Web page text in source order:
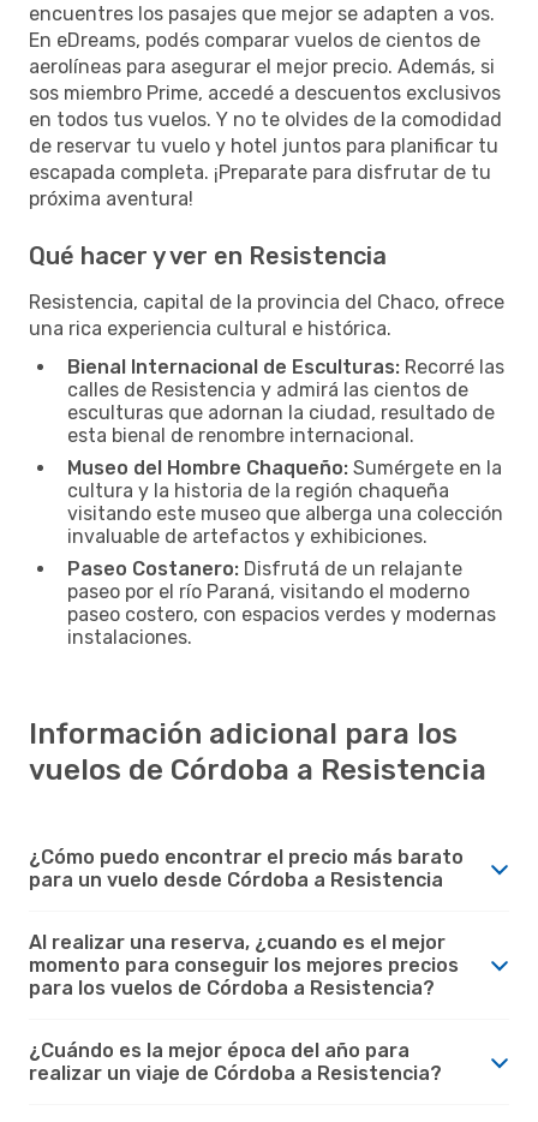
encuentres los pasajes que mejor se adapten a vos.
En eDreams, podés comparar vuelos de cientos de
aerolíneas para asegurar el mejor precio. Además, si
sos miembro Prime, accedé a descuentos exclusivos
en todos tus vuelos. Y no te olvides de la comodidad
de reservar tu vuelo y hotel juntos para planificar tu
escapada completa. ¡Preparate para disfrutar de tu
próxima aventura!
Qué hacer y ver en Resistencia
Resistencia, capital de la provincia del Chaco, ofrece
una rica experiencia cultural e histórica.
Bienal Internacional de Esculturas: Recorré las
calles de Resistencia y admirá las cientos de
esculturas que adornan la ciudad, resultado de
esta bienal de renombre internacional.
Museo del Hombre Chaqueño: Sumérgete en la
cultura y la historia de la región chaqueña
visitando este museo que alberga una colección
invaluable de artefactos y exhibiciones.
Paseo Costanero: Disfrutá de un relajante
paseo por el río Paraná, visitando el moderno
paseo costero, con espacios verdes y modernas
instalaciones.
Información adicional para los
vuelos de Córdoba a Resistencia
¿Cómo puedo encontrar el precio más barato
para un vuelo desde Córdoba a Resistencia
Al realizar una reserva, ¿cuando es el mejor
momento para conseguir los mejores precios
para los vuelos de Córdoba a Resistencia?
¿Cuándo es la mejor época del año para
realizar un viaje de Córdoba a Resistencia?